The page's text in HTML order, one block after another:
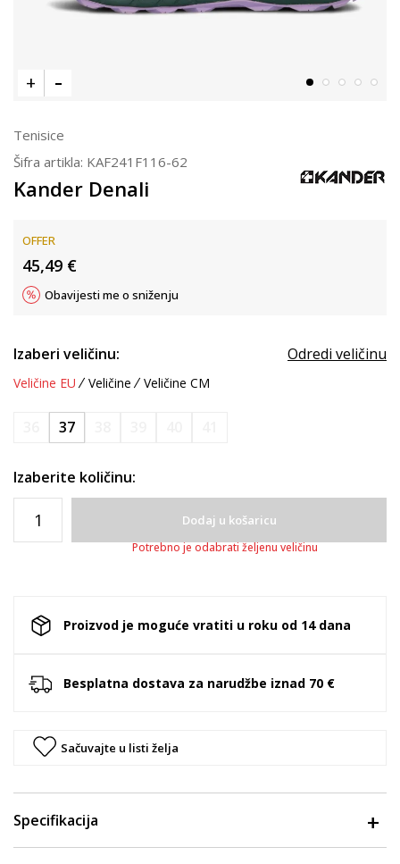
Tenisice
Šifra artikla: KAF241F116-62
Kander Denali
OFFER
45,49 €
Obavijesti me o sniženju
Izaberi veličinu: Odredi veličinu
Veličine EU Veličine Veličine CM
37
Izaberite količinu:
Dodaj u košaricu
Potrebno je odabrati željenu veličinu
Proizvod je moguće vratiti u roku od 14 dana
Besplatna dostava za narudžbe iznad 70 €
Sačuvajte u listi želja
Specifikacija